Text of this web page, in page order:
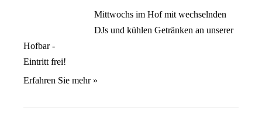
Mittwochs im Hof mit wechselnden
DJs und kühlen Getränken an unserer
Hofbar -
Eintritt frei!
Erfahren Sie mehr »